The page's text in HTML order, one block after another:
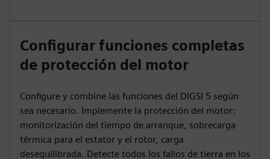
Configurar funciones completas
de protección del motor
Configure y combine las funciones del DIGSI 5 según
sea necesario. Implemente la protección del motor:
monitorización del tiempo de arranque, sobrecarga
térmica para el estator y el rotor, carga
desequilibrada. Detecte todos los fallos de tierra en los